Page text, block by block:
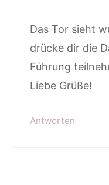
Das Tor sieht
drücke dir die
Führung
Liebe Grüße!
Antworten